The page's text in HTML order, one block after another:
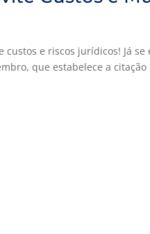
e riscos jurídicos! Já
que estabelece a